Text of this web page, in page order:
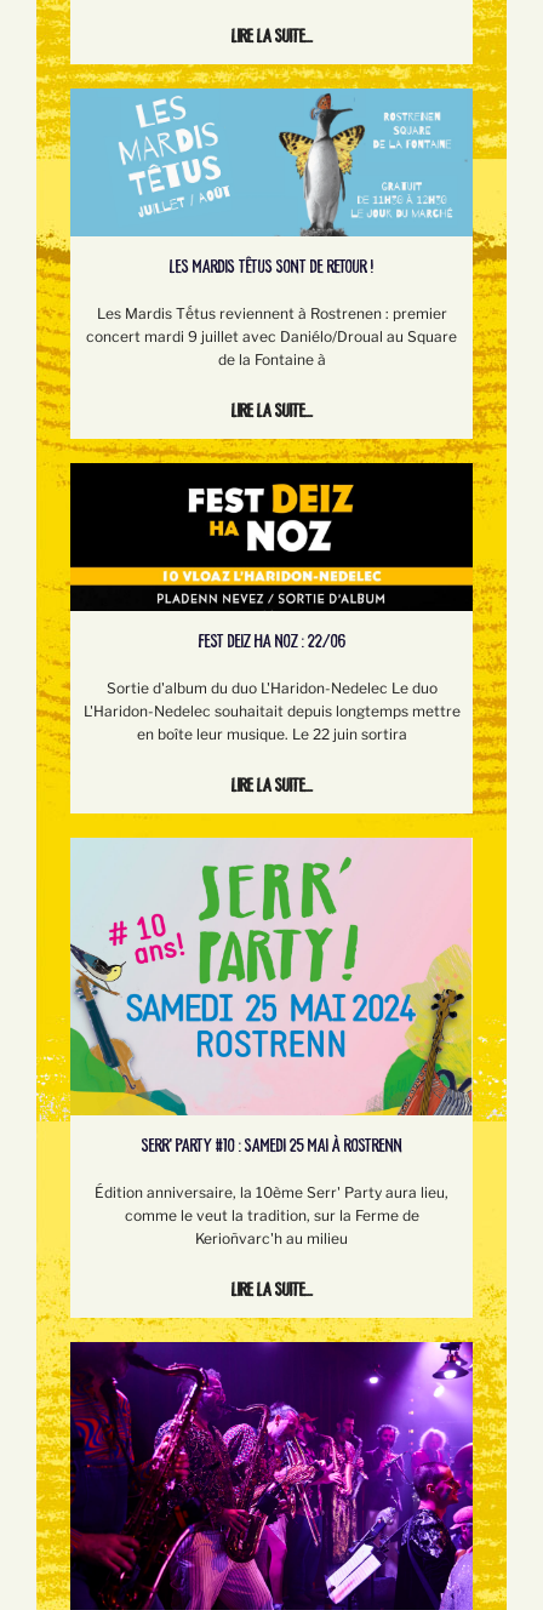
Lire la suite...
LES MARDIS TÊTUS SONT DE RETOUR !
Les Mardis Tếtus reviennent à Rostrenen : premier
concert mardi 9 juillet avec Daniélo/Droual au Square
de la Fontaine à
Lire la suite...
FEST DEIZ HA NOZ : 22/06
Sortie d'album du duo L'Haridon-Nedelec Le duo
L'Haridon-Nedelec souhaitait depuis longtemps mettre
en boîte leur musique. Le 22 juin sortira
Lire la suite...
SERR’ PARTY #10 : SAMEDI 25 MAI À ROSTRENN
Édition anniversaire, la 10ème Serr' Party aura lieu,
comme le veut la tradition, sur la Ferme de
Kerioñvarc'h au milieu
Lire la suite...